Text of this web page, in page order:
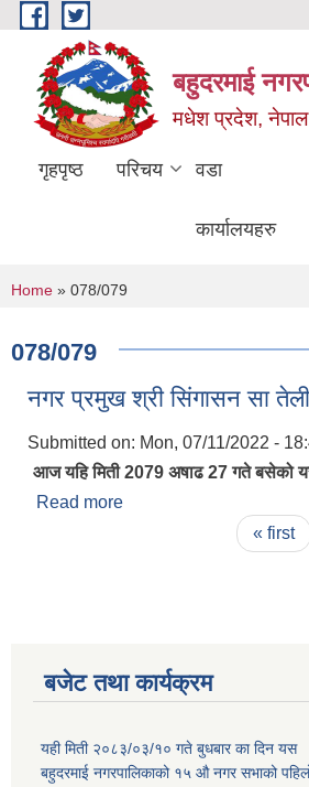
Skip to main content
बहुदरमाई
मधेश प्रदेश,
गृहपृष्ठ परिचय वडा
कार्यालयहरु
You are here
Home » 078/079
078/079
नगर प्रमुख श्री सिंगासन सा तेली
Submitted on: Mon, 07/11/2022 -
आज यहि मिती 2079 अषाढ 27 गते बसेको यस
Read more
« first
बजेट तथा कार्यक्रम
यही मिती २०८३/०३/१० गते बुधबार का दिन यस
बहुदरमाई नगरपालिकाको १५ औ नगर सभाको